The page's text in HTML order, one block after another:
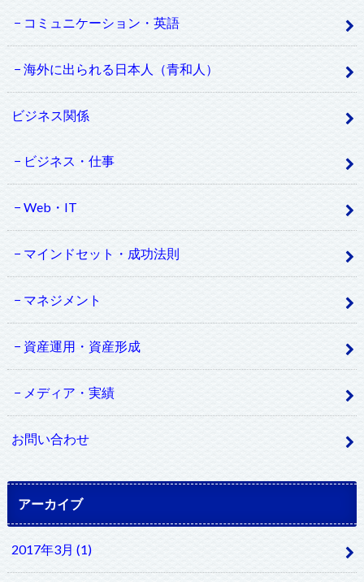
コミュニケーション・英語
海外に出られる日本人（青和人）
ビジネス関係
ビジネス・仕事
Web・IT
マインドセット・成功法則
マネジメント
資産運用・資産形成
メディア・実績
お問い合わせ
アーカイブ
2017年3月 (1)